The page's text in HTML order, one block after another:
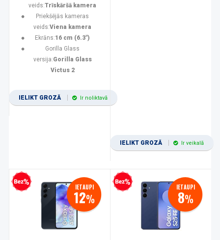
veids:Trīskāršā kamera
Priekšējās kameras
veids:Viena kamera
Ekrāns:16 cm (6.3")
Gorilla Glass
versija:Gorilla Glass
Victus 2
IELIKT GROZĀ Ir noliktavā
IELIKT GROZĀ Ir veikalā
kredīts IETAUPI
12%
Bezprocentu kredīts IETAUPI
8%